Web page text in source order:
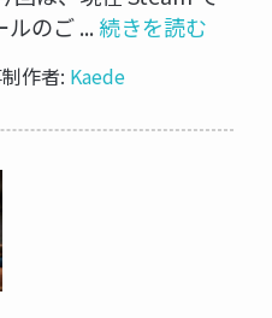
のご ...続きを読む
作者: Kaede